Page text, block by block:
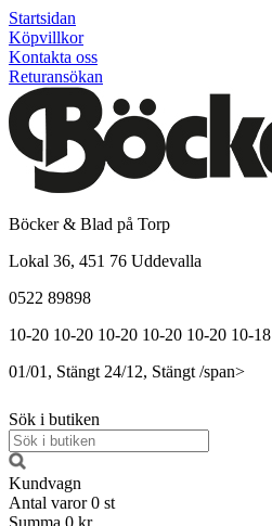
Startsidan
Köpvillkor
Kontakta oss
Returansökan
Böcker & Blad på Torp
Lokal 36, 451 76 Uddevalla
0522 89898
10-20 10-20 10-20 10-20 10-20 10-18
01/01, Stängt 24/12, Stängt /span>
Sök i butiken
Kundvagn
Antal varor 0 st
Summa 0 kr